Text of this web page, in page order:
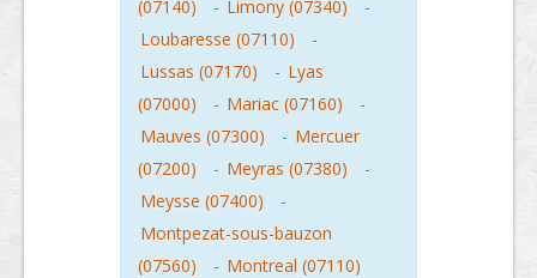
(07140)
- Limony (07340)
-
Loubaresse (07110)
-
Lussas (07170)
- Lyas
(07000)
- Mariac (07160)
-
Mauves (07300)
- Mercuer
(07200)
- Meyras (07380)
-
Meysse (07400)
-
Montpezat-sous-bauzon
(07560)
- Montreal (07110)